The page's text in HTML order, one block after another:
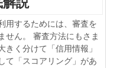
用するためには、審査を
せん。 審査方法にもさま
きく分けて「信用情報」
て「スコアリング」があ